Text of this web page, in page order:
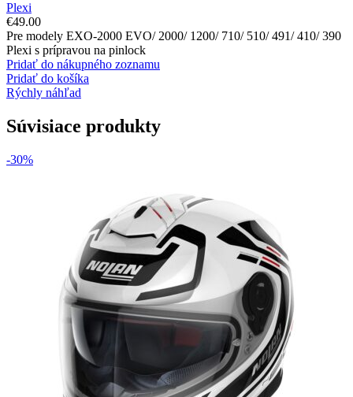
Plexi
€49.00
Pre modely EXO-2000 EVO/ 2000/ 1200/ 710/ 510/ 491/ 410/ 390
Plexi s prípravou na pinlock
Pridať do nákupného zoznamu
Pridať do košíka
Rýchly náhľad
Súvisiace produkty
-30%